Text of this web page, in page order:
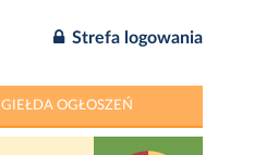
Strefa logowania
GIEŁDA OGŁOSZEŃ